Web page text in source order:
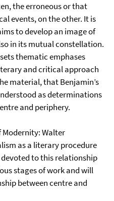
the erroneous or that
events, on the other. It is
to develop an image of
in its mutual constellation.
thematic emphases
and critical approach
material, that Benjamin’s
as determinations
and periphery.
Modernity: Walter
as a literary procedure
to this relationship
stages of work and will
between centre and